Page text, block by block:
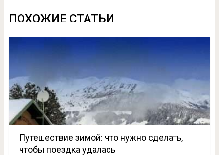
ПОХОЖИЕ СТАТЬИ
Путешествие зимой: что нужно сделать,
чтобы поездка удалась